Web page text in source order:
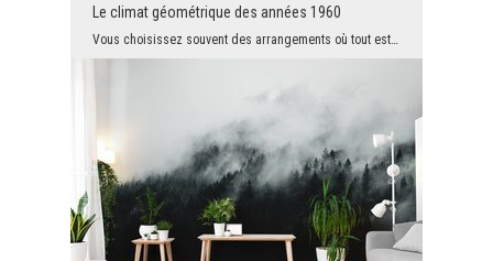
Le climat géométrique des années 1960
Vous choisissez souvent des arrangements où tout est dans un style et une couleur similaires. C'e...